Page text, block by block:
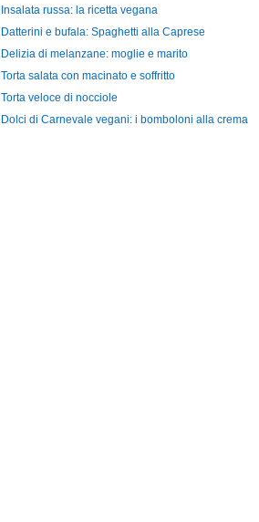
Insalata russa: la ricetta vegana
Datterini e bufala: Spaghetti alla Caprese
Delizia di melanzane: moglie e marito
Torta salata con macinato e soffritto
Torta veloce di nocciole
Dolci di Carnevale vegani: i bomboloni alla crema